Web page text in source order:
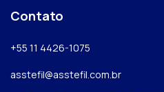
Contato
+55 11 4426-1075
asstefil@asstefil.com.br